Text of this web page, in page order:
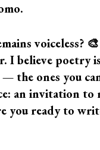
voiceless?
believe poetry
the ones you
an invitation to
you ready to